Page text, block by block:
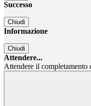
Successo
Chiudi
Informazione
Chiudi
Attendere...
Attendere il completamento